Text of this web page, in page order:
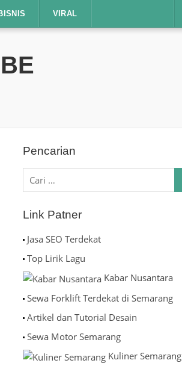
VIRAL
Pencarian
Cari
untuk:
Link Patner
Jasa SEO Terdekat
Top Lirik Lagu
Kabar Nusantara
Sewa Forklift Terdekat di Semarang
Artikel dan Tutorial Desain
Sewa Motor Semarang
Kuliner Semarang